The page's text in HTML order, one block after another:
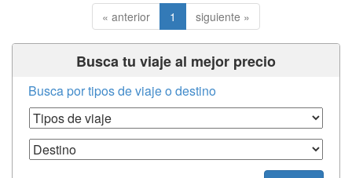
« anterior 1 siguiente »
Busca tu viaje al mejor precio
Busca por tipos de viaje o destino
Tipos de Viaje
Destino